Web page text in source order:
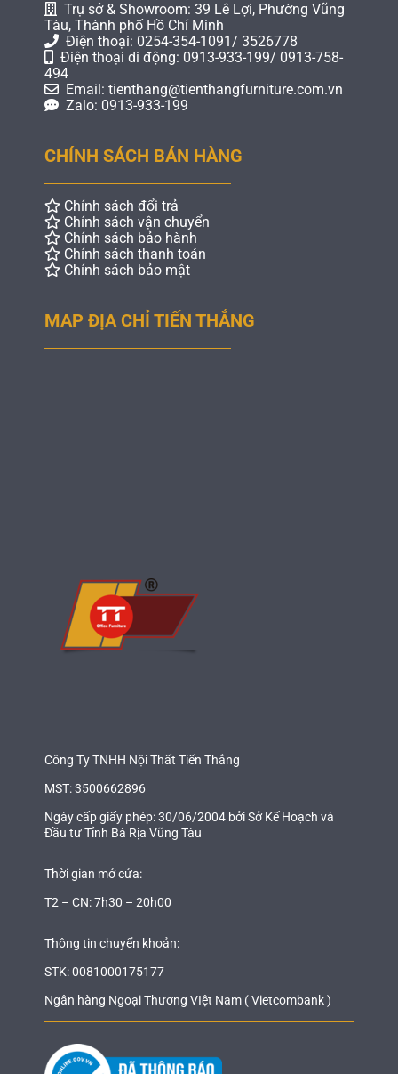
Trụ sở & Showroom: 39 Lê Lợi, Phường Vũng
Tàu, Thành phố Hồ Chí Minh
Điện thoại: 0254-354-1091/ 3526778
Điện thoại di động: 0913-933-199/ 0913-758-
494
Email: tienthang@tienthangfurniture.com.vn
Zalo: 0913-933-199
CHÍNH SÁCH BÁN HÀNG
Chính sách đổi trả
Chính sách vận chuyển
Chính sách bảo hành
Chính sách thanh toán
Chính sách bảo mật
MAP ĐỊA CHỈ TIẾN THẮNG
Công Ty TNHH Nội Thất Tiến Thắng
MST: 3500662896
Ngày cấp giấy phép: 30/06/2004 bởi Sở Kế Hoạch và
Đầu tư Tỉnh Bà Rịa Vũng Tàu
Thời gian mở cửa:
T2 – CN: 7h30 – 20h00
Thông tin chuyển khoản:
STK: 0081000175177
Ngân hàng Ngoại Thương VIệt Nam ( Vietcombank )